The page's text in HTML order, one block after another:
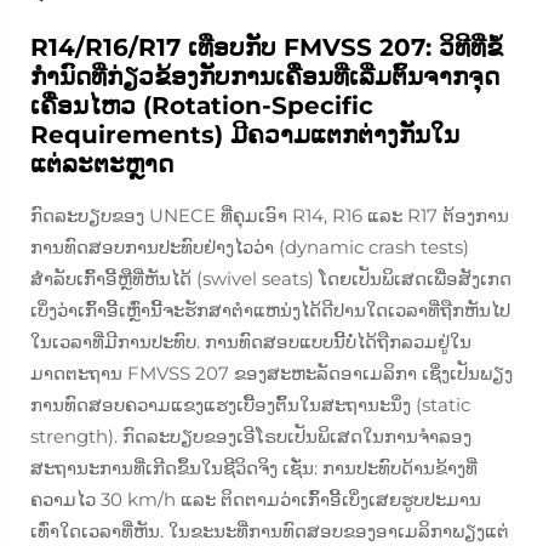
R14/R16/R17 ເທືອບກັບ FMVSS 207: ວິທີທີ່ຂໍ້
ກຳນົດທີ່ກ່ຽວຂ້ອງກັບການເຄື່ອນທີ່ເລີ່ມຕົ້ນຈາກຈຸດ
ເຄື່ອນໄຫວ (Rotation-Specific
Requirements) ມີຄວາມແຕກຕ່າງກັນໃນ
ແຕ່ລະຕະຫຼາດ
ກົດລະບຽບຂອງ UNECE ທີ່ຄຸມເອົາ R14, R16 ແລະ R17 ຕ້ອງການ
ການທົດສອບການປະທົບຢ່າງໄວວ່າ (dynamic crash tests)
ສຳລັບເກົ້າອີ້ຫຼືທີ່ຫັນໄດ້ (swivel seats) ໂດຍເປັນພິເສດເພື່ອສັງເກດ
ເບິ່ງວ່າເກົ້າອີ້ເຫຼົ່ານີ້ຈະຮັກສາຕຳແຫນ່ງໄດ້ດີປານໃດເວລາທີ່ຖືກຫັນໄປ
ໃນເວລາທີ່ມີການປະທົບ. ການທົດສອບແບບນີ້ບໍ່ໄດ້ຖືກລວມຢູ່ໃນ
ມາດຕະຖານ FMVSS 207 ຂອງສະຫະລັດອາເມລິກາ ເຊິ່ງເປັນພຽງ
ການທົດສອບຄວາມແຂງແຮງເບື້ອງຕົ້ນໃນສະຖານະນິ່ງ (static
strength). ກົດລະບຽບຂອງເອີໂຣບເປັນພິເສດໃນການຈຳລອງ
ສະຖານະການທີ່ເກີດຂຶ້ນໃນຊີວິດຈິງ ເຊັ່ນ: ການປະທົບດ້ານຂ້າງທີ່
ຄວາມໄວ 30 km/h ແລະ ຕິດຕາມວ່າເກົ້າອີ້ເບິ່ງເສຍຮູບປະມານ
ເທົ່າໃດເວລາທີ່ຫັນ. ໃນຂະນະທີ່ການທົດສອບຂອງອາເມລິກາພຽງແຕ່